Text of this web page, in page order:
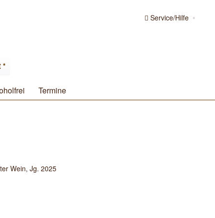
Service/Hilfe
*
Termine
Wein, Jg. 2025